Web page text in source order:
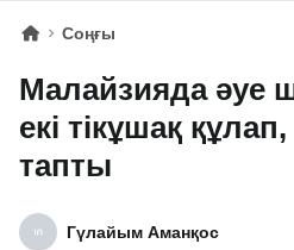
Соңғы
Малайзияда әуе
екі тікұшақ
тапты
Гүлайым Аманқос